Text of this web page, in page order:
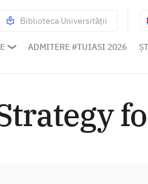
Biblioteca Universității
ADMITERE #TUIASI 2026